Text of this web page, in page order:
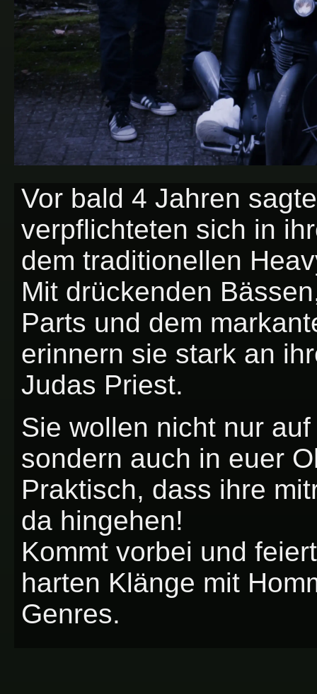
Vor bald 4 Jahren
verpflichteten sich in
dem traditionellen
Mit drückenden
Parts und dem
erinnern sie stark an
Judas Priest.
Sie wollen nicht nur
sondern auch in euer
Praktisch, dass ihre
da hingehen!
Kommt vorbei und
harten Klänge mit
Genres.